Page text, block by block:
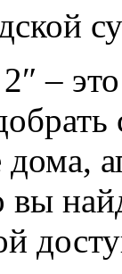
–
вы